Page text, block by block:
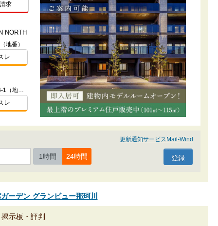
求
NORTH
地番）
レ
福岡県福岡市早良区西新二丁目166-1（地番）
レ
更新通知サービスMail-Wind
1時間 24時間
ーデン グランビュー那珂川
示板・評判